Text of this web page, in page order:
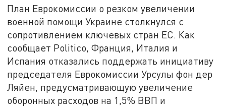
План Еврокомиссии о резком увеличении
военной помощи Украине столкнулся с
сопротивлением ключевых стран ЕС. Как
сообщает Politico, Франция, Италия и
Испания отказались поддержать инициативу
председателя Еврокомиссии Урсулы фон дер
Ляйен, предусматривающую увеличение
оборонных расходов на 1,5% ВВП и